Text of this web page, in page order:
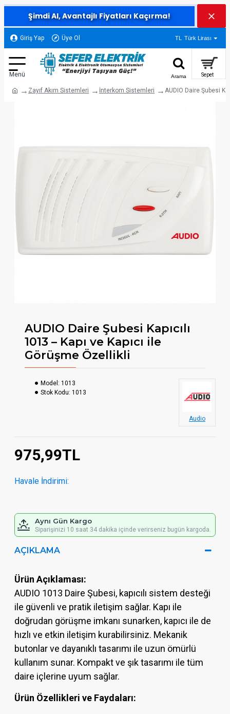
Şimdi Al, Avantajlı Fiyatları Kaçırma!
Giriş Yap Üye Ol TL Türk Lirası
Zayıf Akım Sistemleri İnterkom Sistemleri AUDIO Daire Şubesi
AUDIO Daire Şubesi Kapıcılı
1013 – Kapı ve Kapıcı ile
Görüşme Özellikli
975,99TL
Havale İndirimi:
Model: 1013
Stok Kodu: 1013
Audio
Aynı Gün Kargo
Siparişinizi 10 saat 34 dakika içinde verirseniz bugün kargoda.
AÇIKLAMA
Ürün Açıklaması:
AUDIO 1013 Daire Şubesi, kapıcılı sistem desteği
ile güvenli ve pratik iletişim sağlar. Kapı ile
doğrudan görüşme imkanı sunarken, kapıcı ile de
hızlı ve etkin iletişim kurabilirsiniz. Mekanik
butonlar ve dayanıklı tasarımı ile uzun ömürlü
kullanım sunar. Kompakt ve şık tasarımı ile tüm
daire içlerine uyum sağlar.
Ürün Özellikleri ve Faydaları: